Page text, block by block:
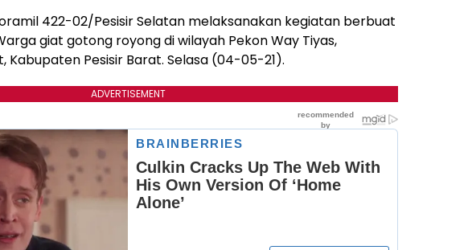
422-02/Pesisir Selatan melaksanakan kegiatan berbuat
giat gotong royong di wilayah Pekon Way Tiyas,
Kabupaten Pesisir Barat. Selasa (04-05-21).
ADVERTISEMENT